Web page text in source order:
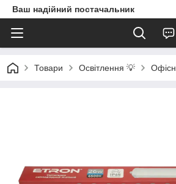
Ваш надійний постачальник
Товари Освітлення 💡